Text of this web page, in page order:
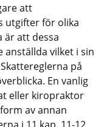
att
utgifter för olika
är att dessa
vilket i sin
på
En vanlig
eller kiropraktor
av annan